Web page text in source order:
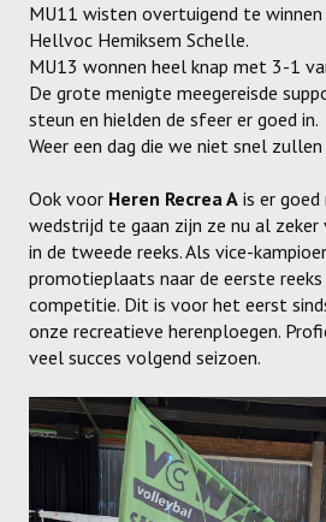
Dames B
Dames C
Dames D
Dames F
Heren
Heren A
Heren B
Heren C
Recrea
Dames Recrea A
MU11 wisten overtuigend te
Hellvoc Hemiksem Schelle.
MU13 wonnen heel knap met 3-1
De grote menigte meegereisde
steun en hielden de sfeer er goed in.
Weer een dag die we niet snel
Ook voor Heren Recrea A is er
wedstrijd te gaan zijn ze nu al
in de tweede reeks. Als vice-
promotieplaats naar de eerste
competitie. Dit is voor het eerst
onze recreatieve herenploegen.
veel succes volgend seizoen.